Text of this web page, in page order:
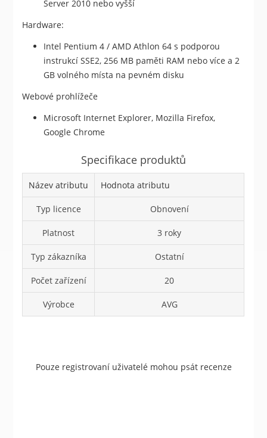
Server 2010 nebo vyšší
Hardware:
Intel Pentium 4 / AMD Athlon 64 s podporou
instrukcí SSE2, 256 MB paměti RAM nebo více a 2
GB volného místa na pevném disku
Webové prohlížeče
Microsoft Internet Explorer, Mozilla Firefox,
Google Chrome
Specifikace produktů
Název atributu Hodnota atributu
Typ licence Obnovení
Platnost 3 roky
Typ zákazníka Ostatní
Počet zařízení 20
Výrobce AVG
Pouze registrovaní uživatelé mohou psát recenze